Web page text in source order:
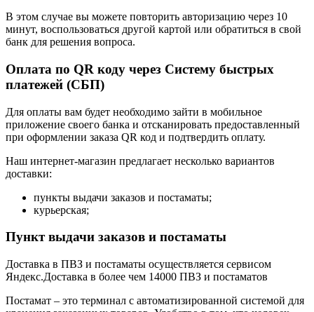
В этом случае вы можете повторить авторизацию через 10
минут, воспользоваться другой картой или обратиться в свой
банк для решения вопроса.
Оплата по QR коду через Систему быстрых
платежей (СБП)
Для оплаты вам будет необходимо зайти в мобильное
приложение своего банка и отсканировать предоставленный
при оформлении заказа QR код и подтвердить оплату.
Наш интернет-магазин предлагает несколько вариантов
доставки:
пункты выдачи заказов и постаматы;
курьерская;
Пункт выдачи заказов и постаматы
Доставка в ПВЗ и постаматы осуществляется сервисом
Яндекс.Доставка в более чем 14000 ПВЗ и постаматов
Постамат – это терминал с автоматизированной системой для